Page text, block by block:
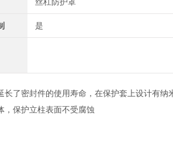
是
了密封件的使用寿命，在保护套上设计有纳
，保护立柱表面不受腐蚀